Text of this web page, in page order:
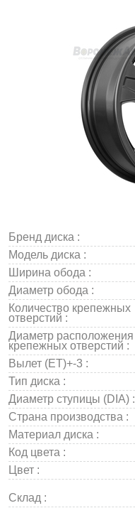
Бренд диска :
Модель диска :
Ширина обода :
Диаметр обода :
Количество крепежных
отверстий :
Диаметр расположения
крепежных отверстий :
Вылет (ET)+-3 :
Тип диска :
Диаметр ступицы (DIA) :
Страна производства :
Материал диска :
Код цвета :
Цвет :
Склад :